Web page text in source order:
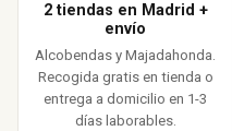
2 tiendas en Madrid +
envío
Alcobendas y Majadahonda.
Recogida gratis en tienda o
entrega a domicilio en 1-3
días laborables.